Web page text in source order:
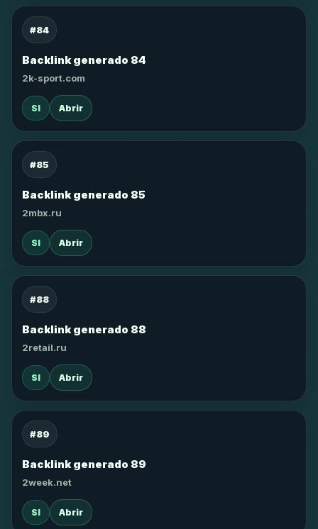
#84
Backlink generado 84
2k-sport.com
SI Abrir
#85
Backlink generado 85
2mbx.ru
SI Abrir
#88
Backlink generado 88
2retail.ru
SI Abrir
#89
Backlink generado 89
2week.net
SI Abrir